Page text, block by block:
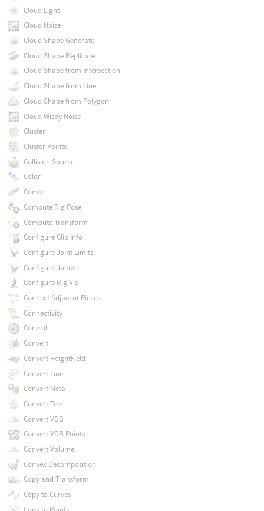
Cloud Light
Cloud Noise
Cloud Shape Generate
Cloud Shape Replicate
Cloud Shape from Intersection
Cloud Shape from Line
Cloud Shape from Polygon
Cloud Wispy Noise
Cluster
Cluster Points
Collision Source
Color
Comb
Compute Rig Pose
Compute Transform
Configure Clip Info
Configure Joint Limits
Configure Joints
Configure Rig Vis
Connect Adjacent Pieces
Connectivity
Control
Convert
Convert HeightField
Convert Line
Convert Meta
Convert Tets
Convert VDB
Convert VDB Points
Convert Volume
Convex Decomposition
Copy and Transform
Copy to Curves